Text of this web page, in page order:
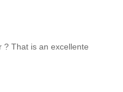
? That is an excellente